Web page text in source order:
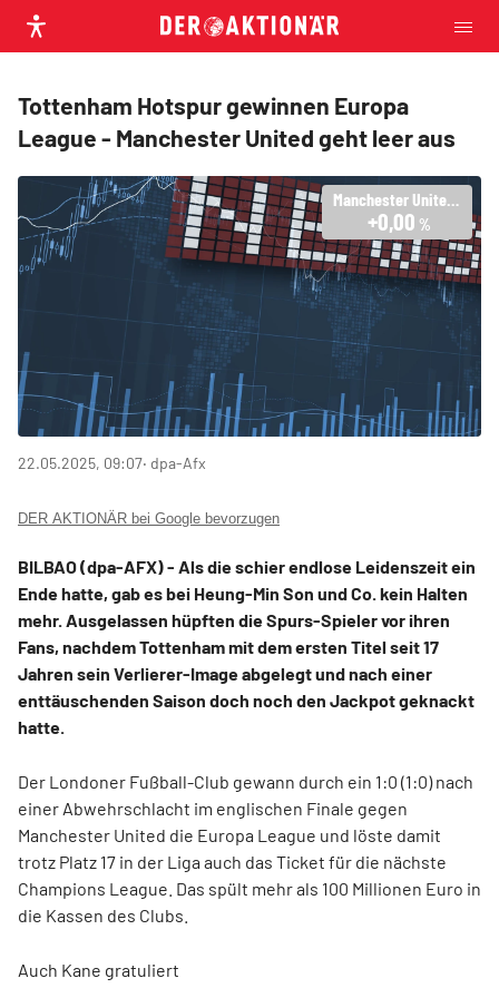
Tottenham Hotspur gewinnen Europa
League - Manchester United geht leer aus
Manchester United PLC
+0,00 %
22.05.2025, 09:07‧ dpa-Afx
DER AKTIONÄR bei Google bevorzugen
BILBAO (dpa-AFX) - Als die schier endlose Leidenszeit ein
Ende hatte, gab es bei Heung-Min Son und Co. kein Halten
mehr. Ausgelassen hüpften die Spurs-Spieler vor ihren
Fans, nachdem Tottenham mit dem ersten Titel seit 17
Jahren sein Verlierer-Image abgelegt und nach einer
enttäuschenden Saison doch noch den Jackpot geknackt
hatte.
Der Londoner Fußball-Club gewann durch ein 1:0 (1:0) nach
einer Abwehrschlacht im englischen Finale gegen
Manchester United die Europa League und löste damit
trotz Platz 17 in der Liga auch das Ticket für die nächste
Champions League. Das spült mehr als 100 Millionen Euro in
die Kassen des Clubs.
Auch Kane gratuliert